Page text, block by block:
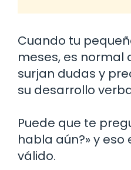
Cuando tu
meses, es normal
surjan dudas y
su desarrollo
Puede que te
habla aún?» y
válido.